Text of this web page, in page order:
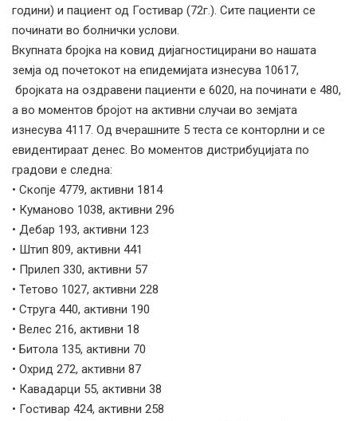
години) и пациент од Гостивар (72г.). Сите пациенти се
починати во болнички услови.
Вкупната бројка на ковид дијагностицирани во нашата
земја од почетокот на епидемијата изнесува 10617,
бројката на оздравени пациенти е 6020, на починати е 480,
а во моментов бројот на активни случаи во земјата
изнесува 4117. Од вчерашните 5 теста се конторлни и се
евидентираат денес. Во моментов дистрибуцијата по
градови е следна:
• Скопје 4779, активни 1814
• Куманово 1038, активни 296
• Дебар 193, активни 123
• Штип 809, активни 441
• Прилеп 330, активни 57
• Тетово 1027, активни 228
• Струга 440, активни 190
• Велес 216, активни 18
• Битола 135, активни 70
• Охрид 272, активни 87
• Кавадарци 55, активни 38
• Гостивар 424, активни 258